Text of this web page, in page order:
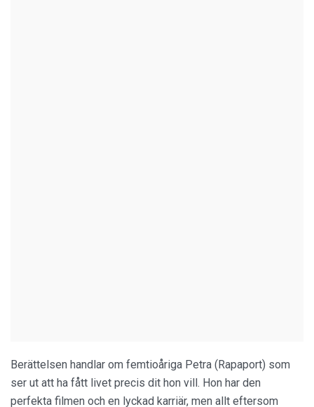
Berättelsen handlar om femtioåriga Petra (Rapaport) som
ser ut att ha fått livet precis dit hon vill. Hon har den
perfekta filmen och en lyckad karriär, men allt eftersom